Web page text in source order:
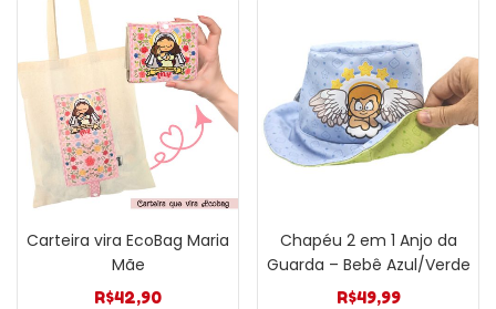
Carteira vira EcoBag Maria
Mãe
R$42,90
Chapéu 2 em 1 Anjo da
Guarda – Bebê Azul/Verde
R$49,99